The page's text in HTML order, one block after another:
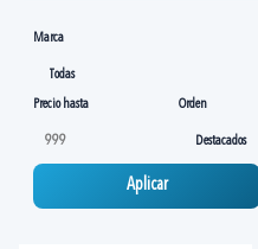
Marca
Precio hasta Orden
Aplicar